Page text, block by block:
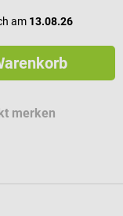
am 13.08.26
merken